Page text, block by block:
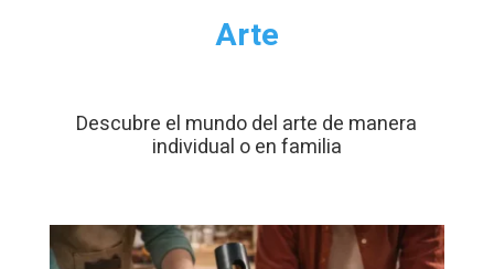
Arte
Descubre el mundo del arte de manera
individual o en familia